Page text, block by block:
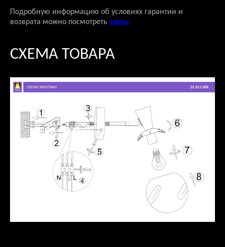
Подробную информацию об условиях гарантии и
возврата можно посмотреть здесь
СХЕМА ТОВАРА